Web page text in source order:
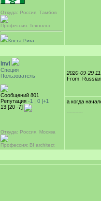
Откуда: Россия, Тамбов
Профессия: Технолог
Коста Рика
invi
Специя
Пользователь
Сообщений 801
Репутация -1 | 0 |+1
13 [20 -7]
Откуда: Россия, Москва
Профессия: BI architect
2020-09-29
From:
а когда
-----------